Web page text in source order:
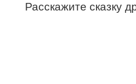
Расскажите сказку